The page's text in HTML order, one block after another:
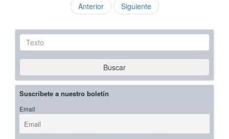
Anterior Siguiente
Texto
Buscar
Suscríbete a nuestro boletín
Email